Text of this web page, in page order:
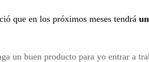
que en los próximos meses tendrá
un buen producto para yo entrar a